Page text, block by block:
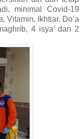
minimal Covid-19
Vitamin, Ikhtiar, Do’a
4 isya’ dan 2